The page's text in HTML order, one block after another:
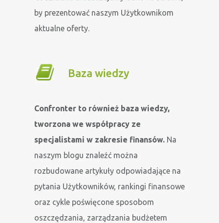
by prezentować naszym Użytkownikom
aktualne oferty.
Baza wiedzy
Confronter to również baza wiedzy,
tworzona we współpracy ze
specjalistami w zakresie finansów.Na
naszym blogu znaleźć można
rozbudowane artykuły odpowiadające na
pytania Użytkowników, rankingi finansowe
oraz cykle poświęcone sposobom
oszczędzania, zarządzania budżetem